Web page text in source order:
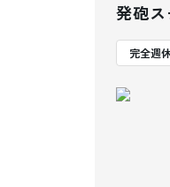
発砲
完全週